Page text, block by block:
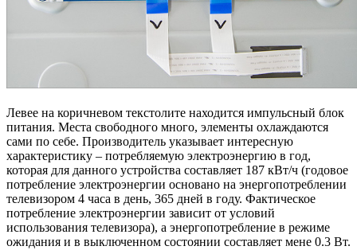
Левее на коричневом текстолите находится импульсный блок
питания. Места свободного много, элементы охлаждаются
сами по себе. Производитель указывает интересную
характеристику – потребляемую электроэнергию в год,
которая для данного устройства составляет 187 кВт/ч (годовое
потребление электроэнергии основано на энергопотреблении
телевизором 4 часа в день, 365 дней в году. Фактическое
потребление электроэнергии зависит от условий
использования телевизора), а энергопотребление в режиме
ожидания и в выключенном состоянии составляет мене 0.3 Вт.